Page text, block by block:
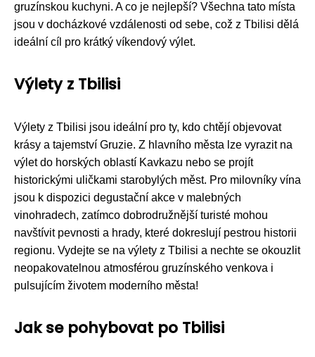
gruzínskou kuchyni. A co je nejlepší? Všechna tato místa
jsou v docházkové vzdálenosti od sebe, což z Tbilisi dělá
ideální cíl pro krátký víkendový výlet.
Výlety z Tbilisi
Výlety z Tbilisi jsou ideální pro ty, kdo chtějí objevovat
krásy a tajemství Gruzie. Z hlavního města lze vyrazit na
výlet do horských oblastí Kavkazu nebo se projít
historickými uličkami starobylých měst. Pro milovníky vína
jsou k dispozici degustační akce v malebných
vinohradech, zatímco dobrodružnější turisté mohou
navštívit pevnosti a hrady, které dokreslují pestrou historii
regionu. Vydejte se na výlety z Tbilisi a nechte se okouzlit
neopakovatelnou atmosférou gruzínského venkova i
pulsujícím životem moderního města!
Jak se pohybovat po Tbilisi